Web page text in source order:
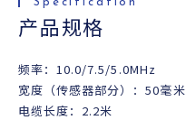
产品规格
频率：10.0/7.5/5.0MHz
宽度（传感器部分）：50毫米
电缆长度：2.2米